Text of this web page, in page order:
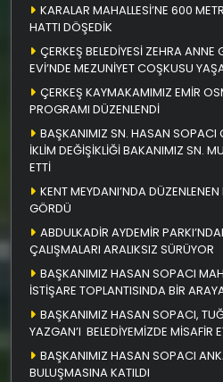
KARALAR MAHALLESİ’NE 600
HATTI DÖŞEDİK
ÇERKEŞ BELEDİYESİ ZEHRA
EVİ’NDE MEZUNİYET COŞKUSU
ÇERKEŞ KAYMAKAMIMIZ EMİR
PROGRAMI DÜZENLENDİ
BAŞKANIMIZ SN. HASAN SOPACI
İKLİM DEĞİŞİKLİĞİ BAKANIMIZ SN.
ETTİ
KENT MEYDANI’NDA
GÖRDÜ
ABDULKADİR AYDEMİR
ÇALIŞMALARI ARALIKSIZ SÜRÜYOR
BAŞKANIMIZ HASAN SOPACI
İSTİŞARE TOPLANTISINDA BİR
BAŞKANIMIZ HASAN SOPACI,
YAZGAN’I BELEDİYEMİZDE MİSAFİR
BAŞKANIMIZ HASAN SOPACI
BULUŞMASINA KATILDI